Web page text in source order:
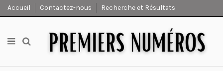
Accueil Contactez-nous Recherche et Résultats